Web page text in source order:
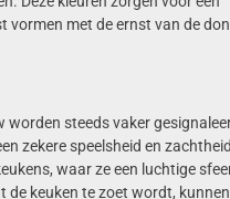
vormen met de ernst van de
worden steeds vaker
zekere speelsheid en
waar ze een luchtige
de keuken te zoet wordt, kunnen